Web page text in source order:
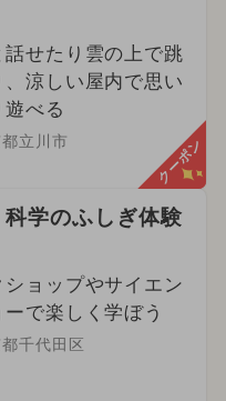
話せたり雲の上で跳
、涼しい屋内で思い
遊べる
立川市 クーポン
学のふしぎ体験
ショップやサイエン
で楽しく学ぼう
千代田区